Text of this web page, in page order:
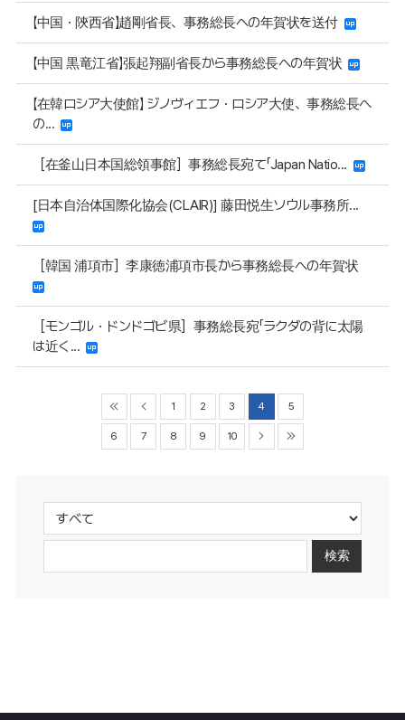
【中国・陝西省】趙剛省長、事務総長への年賀状を送付
【中国 黒竜江省】張起翔副省長から事務総長への年賀状
【在韓ロシア大使館】 ジノヴィエフ・ロシア大使、事務総長へ
の...
［在釜山日本国総領事館］事務総長宛て「Japan Natio...
[日本自治体国際化協会(CLAIR)] 藤田悦生ソウル事務所...
［韓国 浦項市］李康徳浦項市長から事務総長への年賀状
［モンゴル・ドンドゴビ県］事務総長宛「ラクダの背に太陽
は近く...
1 2 3 4 5
6 7 8 9 10
検索